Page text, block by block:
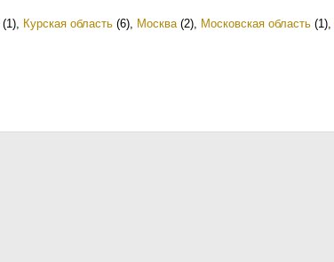
(1), Курская область (6), Москва(2), Московская область (1),